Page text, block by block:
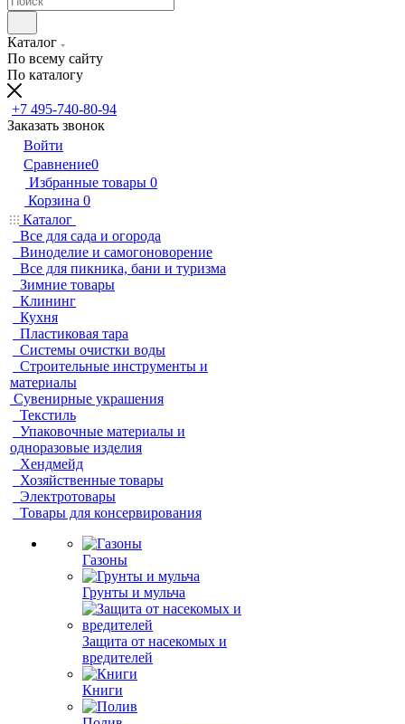
Каталог
По всему сайту
По каталогу
+7 495-740-80-94
Заказать звонок
Войти
Сравнение0
Избранные товары 0
Корзина 0
Каталог
Все для сада и огорода
Виноделие и самогоноворение
Все для пикника, бани и туризма
Зимние товары
Клининг
Кухня
Пластиковая тара
Системы очистки воды
Строительные инструменты и
материалы
Сувенирные украшения
Текстиль
Упаковочные материалы и
одноразовые изделия
Хендмейд
Хозяйственные товары
Электротовары
Товары для консервирования
Газоны
Грунты и мульча
Защита от насекомых и
вредителей
Книги